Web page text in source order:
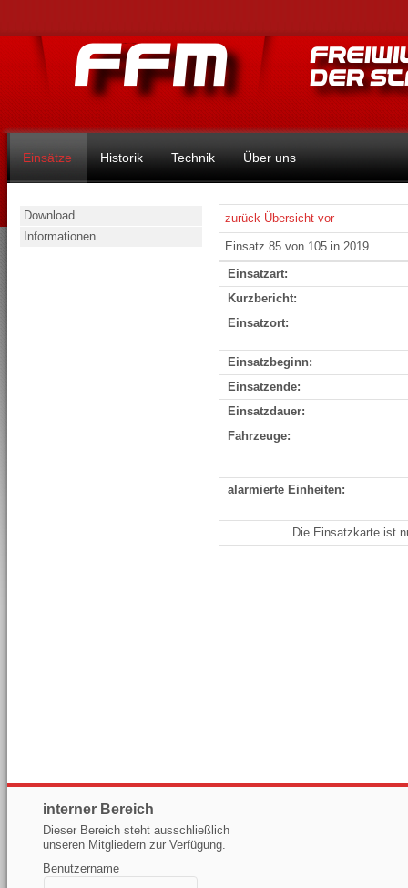
Einsätze Historik Technik Über uns
Download
Informationen
zurück Übersicht vor
Einsatz 85 von 105 in 2019
Einsatzart:
Kurzbericht:
Einsatzort:
Einsatzbeginn:
Einsatzende:
Einsatzdauer:
Fahrzeuge:
alarmierte Einheiten:
Die Einsatzkarte ist
interner Bereich
Dieser Bereich steht ausschließlich
unseren Mitgliedern zur Verfügung.
Benutzername